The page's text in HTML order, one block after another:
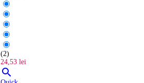
(2)
24,53 lei
